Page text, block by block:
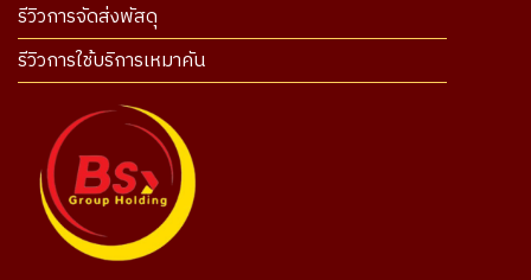
รีวิวการจัดส่งพัสดุ
รีวิวการใช้บริการเหมาคัน